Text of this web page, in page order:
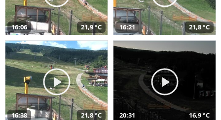
16:06 21,9 °C 16:21 21,8 °C
16:38 21,8 °C 20:31 16,9 °C